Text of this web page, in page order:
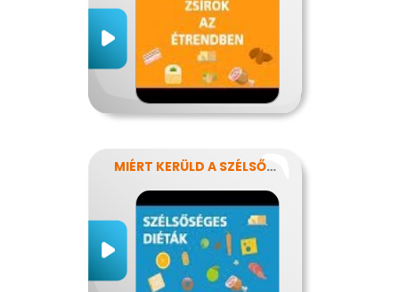
MIÉRT KERÜLD A SZÉLSŐSÉGES DIÉTÁKAT?